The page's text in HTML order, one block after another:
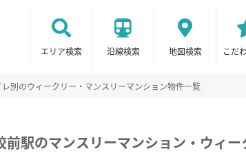
エリア検索 沿線検索 地図検索 こだ
レ別のウィークリー・マンスリーマンション物件一覧
駅のマンスリーマンション・ウィ